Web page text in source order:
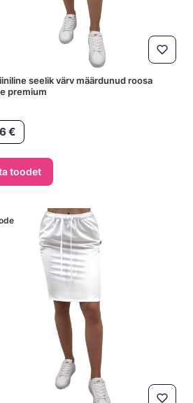
seelik värv määrdunud roosa
premium
€
toodet